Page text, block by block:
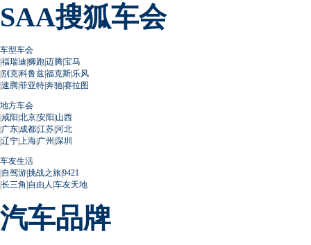
SAA搜狐车会
车型车会
|福瑞迪|狮跑|迈腾|宝马
|别克|科鲁兹|福克斯|乐风
|速腾|菲亚特|奔驰|赛拉图
地方车会
|咸阳|北京|安阳|山西
|广东|成都|江苏|河北
|辽宁| 上海|广州 |深圳
车友生活
|自驾游|挑战之旅|9421
|长三角 |自由人 |车友天地
汽车品牌